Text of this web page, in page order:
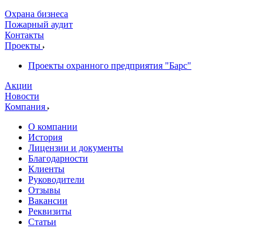
Охрана бизнеса
Пожарный аудит
Контакты
Проекты
Проекты охранного предприятия "Барс"
Акции
Новости
Компания
О компании
История
Лицензии и документы
Благодарности
Клиенты
Руководители
Отзывы
Вакансии
Реквизиты
Статьи